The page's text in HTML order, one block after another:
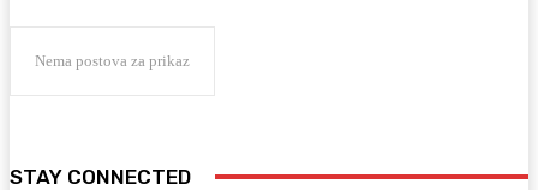
Nema postova za prikaz
STAY CONNECTED